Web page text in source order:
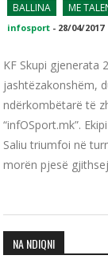
BALLINA ME
infosport - 28/04/2017
KF Skupi gjenerata
jashtëzakonshëm,
ndërkombëtarë të
“infOSport.mk”.
Saliu triumfoi në
morën pjesë
NA NDIQNI